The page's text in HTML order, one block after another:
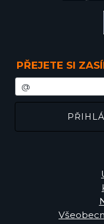
PŘEJETE SI